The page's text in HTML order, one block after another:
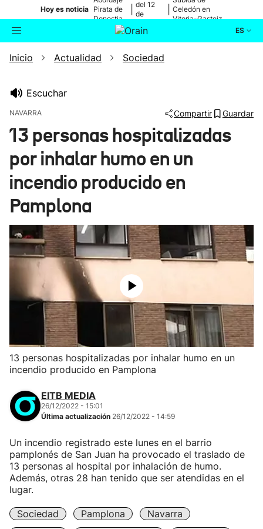
Hoy es noticia Pirata de
Donostia
del 12
de
Celedón en
Vitoria-Gasteiz
ES
Buscador Actualidad
Ikusmiran
Eguraldia
Inicio Actualidad Sociedad
Escuchar
NAVARRA Compartir Guardar
13 personas hospitalizadas
por inhalar humo en un
incendio producido en
Pamplona
13 personas hospitalizadas por inhalar humo en un
incendio producido en Pamplona
EITB MEDIA
26/12/2022 - 15:01
Última actualización 26/12/2022 - 14:59
Un incendio registrado este lunes en el barrio
pamplonés de San Juan ha provocado el traslado de
13 personas al hospital por inhalación de humo.
Además, otras 28 han tenido que ser atendidas en el
lugar.
Sociedad Pamplona
Navarra